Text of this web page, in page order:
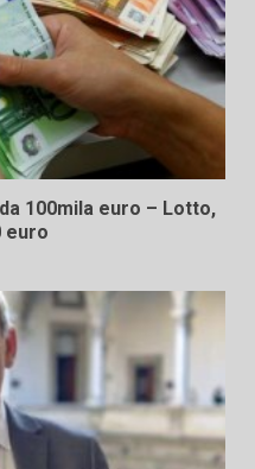
100mila euro – Lotto,
euro